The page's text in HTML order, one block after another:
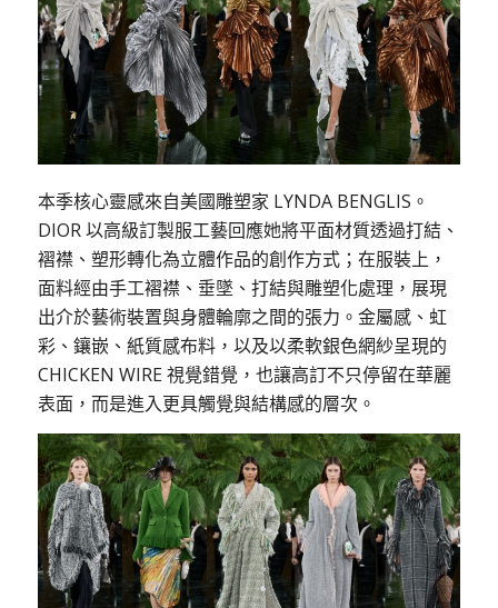
本季核心靈感來自美國雕塑家 LYNDA BENGLIS。
DIOR 以高級訂製服工藝回應她將平面材質透過打結、
褶襟、塑形轉化為立體作品的創作方式；在服裝上，
面料經由手工褶襟、垂墜、打結與雕塑化處理，展現
出介於藝術裝置與身體輪廓之間的張力。金屬感、虹
彩、鑲嵌、紙質感布料，以及以柔軟銀色網紗呈現的
CHICKEN WIRE 視覺錯覺，也讓高訂不只停留在華麗
表面，而是進入更具觸覺與結構感的層次。